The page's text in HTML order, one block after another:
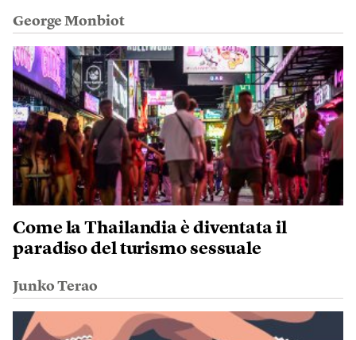
George Monbiot
Come la Thailandia è diventata il
paradiso del turismo sessuale
Junko Terao